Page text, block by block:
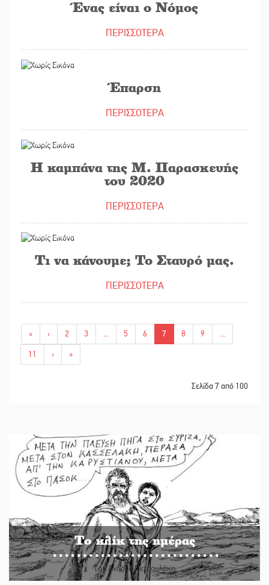
Ένας είναι ο Νόμος
ΠΕΡΙΣΣΟΤΕΡΑ
Έπαρση
ΠΕΡΙΣΣΟΤΕΡΑ
Η καμπάνα της Μ. Παρασκευής
του 2020
ΠΕΡΙΣΣΟΤΕΡΑ
Τι να κάνουμε; Το Σταυρό μας.
ΠΕΡΙΣΣΟΤΕΡΑ
« ‹ 2 3 ... 5 6 7 8 9
...
11
› »
Σελίδα 7 από 100
Το κλίκ της ημέρας
Του Ανδρέα Πετρουλάκη